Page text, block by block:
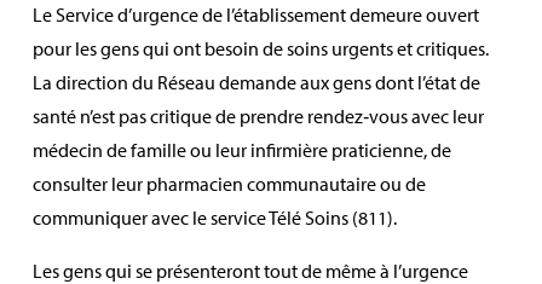
Le Service d’urgence de l’établissement demeure ouvert
pour les gens qui ont besoin de soins urgents et critiques.
La direction du Réseau demande aux gens dont l’état de
santé n’est pas critique de prendre rendez‑vous avec leur
médecin de famille ou leur infirmière praticienne, de
consulter leur pharmacien communautaire ou de
communiquer avec le service Télé Soins (811).
Les gens qui se présenteront tout de même à l’urgence